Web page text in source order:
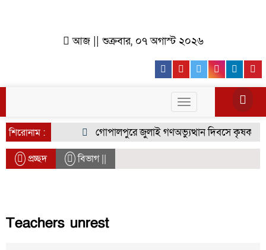
আজ || শুক্রবার, ০৭ অগাস্ট ২০২৬
Facebook
YoutubeTwitter
Toggle
navigation
শিরোনাম :
গোপালপুরে জুলাই গণঅভ্যুত্থান দিবসে কৃষক
প্রচ্ছদ বিভাগ ||
Teachers unrest